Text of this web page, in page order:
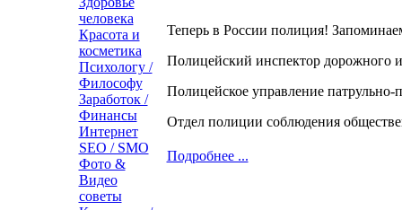
человека
Красота и
косметика
Психологу /
Философу
Заработок /
Финансы
Интернет
SEO / SMO
Фото &
Видео
советы
Теперь в России полиция!
Полицейский инспектор
Полицейское управление
Отдел полиции соблюдения
Подробнее ...